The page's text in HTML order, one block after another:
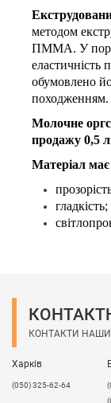
методом
ПММА. У
еластичність
обумовлено
походженням.
Молочне
продажу 0,5
Матеріал має
гладкість;
Екструзійне
гарними
КОНТАКТИ НАШИХ
Харків
(050) 325-62-64